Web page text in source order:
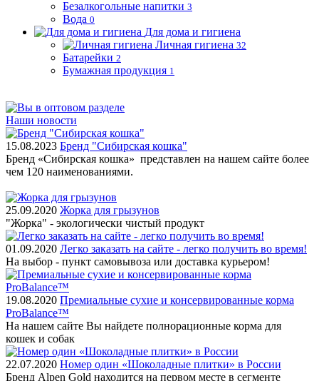
Безалкогольные напитки 3
Вода 0
Для дома и гигиена
Личная гигиена 32
Батарейки 2
Бумажная продукция 1
Наши новости
15.08.2023 Бренд "Сибирская кошка"
Бренд «Сибирская кошка» представлен на нашем сайте более
чем 120 наименованиями.
25.09.2020 Жорка для грызунов
"Жорка" - экологически чистый продукт
01.09.2020 Легко заказать на сайте - легко получить во время!
На выбор - пункт самовывоза или доставка курьером!
19.08.2020 Премиальные сухие и консервированные корма
ProBalance™
На нашем сайте Вы найдете полнорационные корма для
кошек и собак
22.07.2020 Номер один «Шоколадные плитки» в России
Бренд Alpen Gold находится на первом месте в сегменте